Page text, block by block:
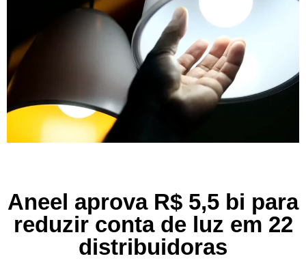
Aneel aprova R$ 5,5 bi para
reduzir conta de luz em 22
distribuidoras